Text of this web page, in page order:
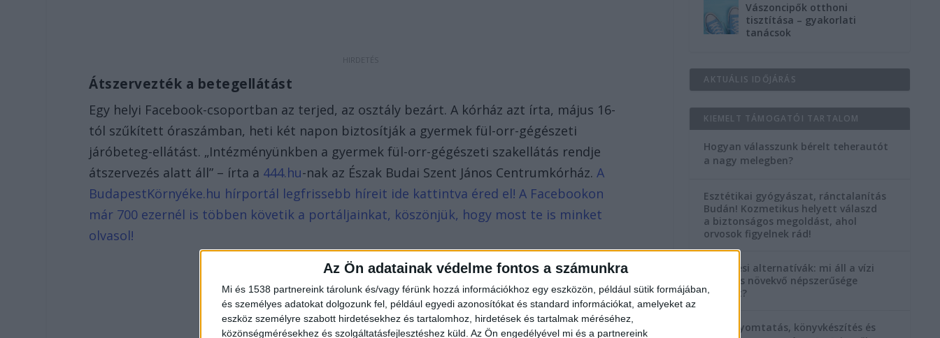
Az Ön adatainak védelme fontos a számunkra
Mi és 1538 partnereink tárolunk és/vagy férünk hozzá információkhoz egy eszközön, például sütik formájában,
és személyes adatokat dolgozunk fel, például egyedi azonosítókat és standard információkat, amelyeket az
eszköz személyre szabott hirdetésekhez és tartalomhoz, hirdetések és tartalmak méréséhez,
közönségmérésekhez és szolgáltatásfejlesztéshez küld. Az Ön engedélyével mi és a partnereink
Átszervezték a betegellátást
Egy helyi Facebook-csoportban az terjed, az osztály bezárt. A kórház azt írta, május 16-
tól szűkített óraszámban, heti két napon biztosítják a gyermek fül-orr-gégészeti
járóbeteg-ellátást. „Intézményünkben a gyermek fül-orr-gégészeti szakellátás rendje
átszervezés alatt áll” – írta a 444.hu-nak az Észak Budai Szent János Centrumkórház.A
BudapestKörnyéke.hu hírportál legfrissebb híreit ide kattintva éred el! A Facebookon
már 700 ezernél is többen követik a portáljainkat, köszönjük, hogy most te is minket
olvasol!
Vászoncipők otthoni
tisztítása – gyakorlati
tanácsok
AKTUÁLIS IDŐJÁRÁS
KIEMELT TÁMOGATÓI TARTALOM
Hogyan válasszunk bérelt teherautót
a nagy melegben?
Esztétikai gyógyászat, ránctalanítás
Budán! Kozmetikus helyett válaszd
a biztonságos megoldást, ahol
orvosok figyelnek rád!
Temetési alternatívák: mi áll a vízi
temetés növekvő népszerűsége
mögött?
Könyvnyomtatás, könyvkészítés és